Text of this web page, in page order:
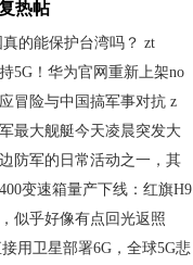
热帖
的能保护台湾吗？ zt
5G！华为官网重新上架no
冒险与中国搞军事对抗 z
最大舰艇今天凌晨突发大
防军的日常活动之一，其
变速箱量产下线：红旗H9
似乎好像有点回光返照
用卫星部署6G，全球5G悲